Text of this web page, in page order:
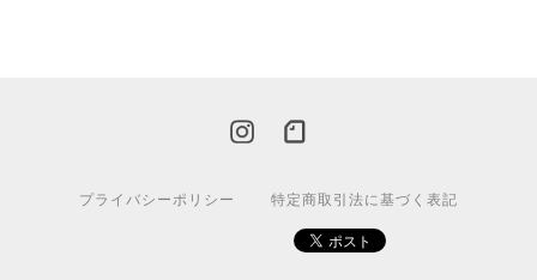
プライバシーポリシー 特定商取引法に基づく表記